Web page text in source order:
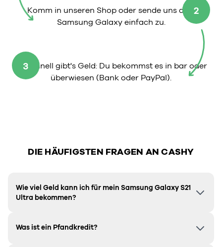
2
Komm in unseren Shop oder sende uns dein
Samsung Galaxy einfach zu.
3
So schnell gibt's Geld: Du bekommst es in bar oder
überwiesen (Bank oder PayPal).
DIE HÄUFIGSTEN FRAGEN AN CASHY
Wie viel Geld kann ich für mein Samsung Galaxy S21
Ultra bekommen?
Was ist ein Pfandkredit?